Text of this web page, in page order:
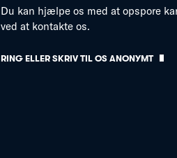
Du kan hjælpe os med at opspore
ved at kontakte os.
RING ELLER SKRIV TIL OS ANONYMT